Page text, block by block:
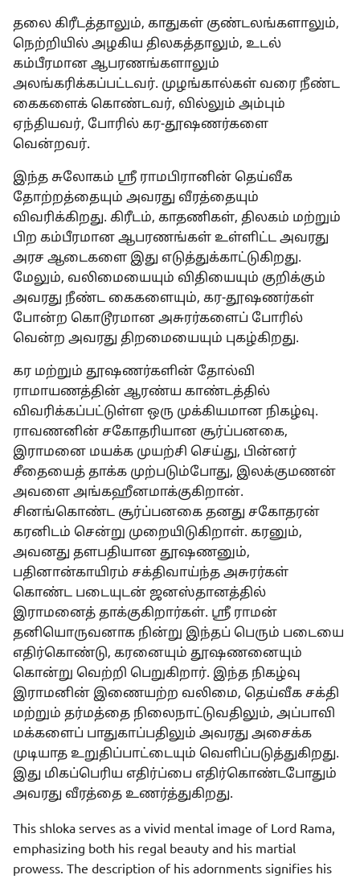
தலை கிரீடத்தாலும், காதுகள் குண்டலங்களாலும்,
நெற்றியில் அழகிய திலகத்தாலும், உடல்
கம்பீரமான ஆபரணங்களாலும்
அலங்கரிக்கப்பட்டவர். முழங்கால்கள் வரை நீண்ட
கைகளைக் கொண்டவர், வில்லும் அம்பும்
ஏந்தியவர், போரில் கர-தூஷணர்களை
வென்றவர்.
இந்த சுலோகம் ஸ்ரீ ராமபிரானின் தெய்வீக
தோற்றத்தையும் அவரது வீரத்தையும்
விவரிக்கிறது. கிரீடம், காதணிகள், திலகம் மற்றும்
பிற கம்பீரமான ஆபரணங்கள் உள்ளிட்ட அவரது
அரச ஆடைகளை இது எடுத்துக்காட்டுகிறது.
மேலும், வலிமையையும் விதியையும் குறிக்கும்
அவரது நீண்ட கைகளையும், கர-தூஷணர்கள்
போன்ற கொடூரமான அசுரர்களைப் போரில்
வென்ற அவரது திறமையையும் புகழ்கிறது.
கர மற்றும் தூஷணர்களின் தோல்வி
ராமாயணத்தின் ஆரண்ய காண்டத்தில்
விவரிக்கப்பட்டுள்ள ஒரு முக்கியமான நிகழ்வு.
ராவணனின் சகோதரியான சூர்ப்பனகை,
இராமனை மயக்க முயற்சி செய்து, பின்னர்
சீதையைத் தாக்க முற்படும்போது, இலக்குமணன்
அவளை அங்கஹீனமாக்குகிறான்.
சினங்கொண்ட சூர்ப்பனகை தனது சகோதரன்
கரனிடம் சென்று முறையிடுகிறாள். கரனும்,
அவனது தளபதியான தூஷணனும்,
பதினான்காயிரம் சக்திவாய்ந்த அசுரர்கள்
கொண்ட படையுடன் ஜனஸ்தானத்தில்
இராமனைத் தாக்குகிறார்கள். ஸ்ரீ ராமன்
தனியொருவனாக நின்று இந்தப் பெரும் படையை
எதிர்கொண்டு, கரனையும் தூஷணனையும்
கொன்று வெற்றி பெறுகிறார். இந்த நிகழ்வு
இராமனின் இணையற்ற வலிமை, தெய்வீக சக்தி
மற்றும் தர்மத்தை நிலைநாட்டுவதிலும், அப்பாவி
மக்களைப் பாதுகாப்பதிலும் அவரது அசைக்க
முடியாத உறுதிப்பாட்டையும் வெளிப்படுத்துகிறது.
இது மிகப்பெரிய எதிர்ப்பை எதிர்கொண்டபோதும்
அவரது வீரத்தை உணர்த்துகிறது.
This shloka serves as a vivid mental image of Lord Rama,
emphasizing both his regal beauty and his martial
prowess. The description of his adornments signifies his